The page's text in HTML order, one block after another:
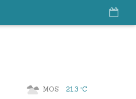
MOS 21.3 °C